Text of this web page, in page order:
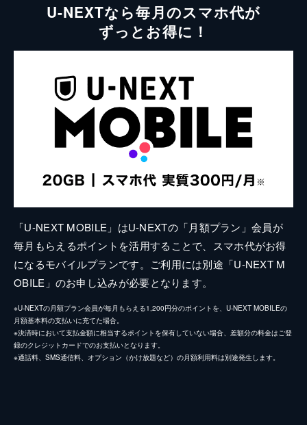
U-NEXTなら毎月のスマホ代が
ずっとお得に！
「U-NEXT MOBILE」はU-NEXTの「月額プラン」会員が
毎月もらえるポイントを活用することで、スマホ代がお得
になるモバイルプランです。ご利用には別途「U-NEXT M
OBILE」のお申し込みが必要となります。
※U-NEXTの月額プラン会員が毎月もらえる1,200円分のポイントを、U-NEXT MOBILEの
月額基本料の支払いに充てた場合。
※決済時において支払金額に相当するポイントを保有していない場合、差額分の料金はご登
録のクレジットカードでのお支払いとなります。
※通話料、SMS通信料、オプション（かけ放題など）の月額利用料は別途発生します。